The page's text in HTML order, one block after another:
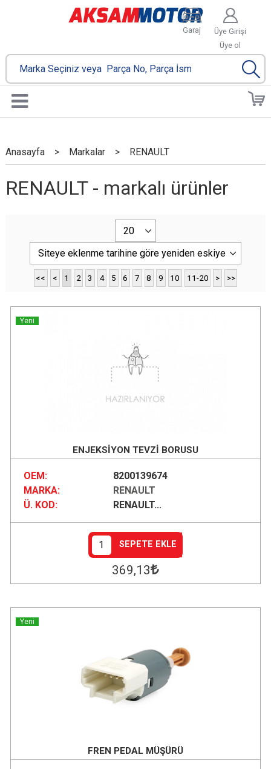
Üye Girişi
Üye ol
Garaj
Anasayfa > Markalar > RENAULT
RENAULT - markalı ürünler
<< < 1 2 3 4 5 6 7 8 9 10 11-20 > >>
Yeni
ENJEKSİYON TEVZİ BORUSU
OEM:
8200139674
MARKA:
RENAULT
Ü. KOD:
RENAULT...
SEPETE EKLE
369,13
Yeni
FREN PEDAL MÜŞÜRÜ